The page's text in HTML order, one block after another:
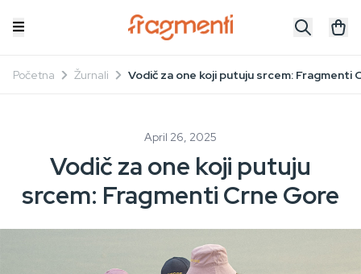
Početna Žurnali Vodič za one koji putuju srcem: Fragmenti
April 26, 2025
Vodič za one koji putuju
srcem: Fragmenti Crne Gore